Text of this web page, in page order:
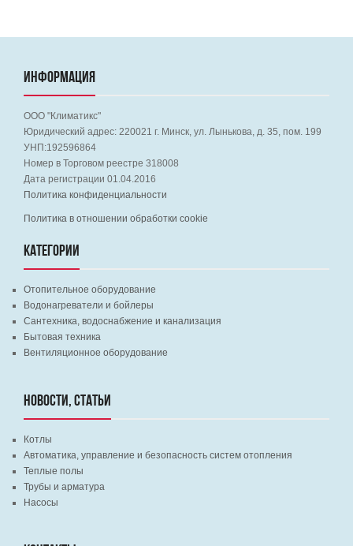
ИНФОРМАЦИЯ
ООО "Климатикс"
Юридический адрес: 220021 г. Минск, ул. Лынькова, д. 35, пом. 199
УНП:192596864
Номер в Торговом реестре 318008
Дата регистрации 01.04.2016
Политика конфиденциальности
Политика в отношении обработки cookie
КАТЕГОРИИ
Отопительное оборудование
Водонагреватели и бойлеры
Сантехника, водоснабжение и канализация
Бытовая техника
Вентиляционное оборудование
НОВОСТИ, СТАТЬИ
Котлы
Автоматика, управление и безопасность систем отопления
Теплые полы
Трубы и арматура
Насосы